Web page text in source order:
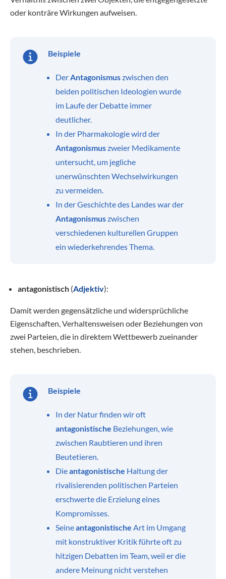
oder konträre Wirkungen aufweisen.
Beispiele
DerAntagonismuszwischen den
beiden politischen Ideologien wurde
im Laufe der Debatte immer
deutlicher.
In der Pharmakologie wird der
Antagonismuszweier Medikamente
untersucht, um jegliche
unerwünschten Wechselwirkungen
zu vermeiden.
In der Geschichte des Landes war der
Antagonismuszwischen
verschiedenen kulturellen Gruppen
ein wiederkehrendes Thema.
antagonistisch (Adjektiv):
Damit werden gegensätzliche und widersprüchliche
Eigenschaften, Verhaltensweisen oder Beziehungen von
zwei Parteien, die in direktem Wettbewerb zueinander
stehen, beschrieben.
Beispiele
In der Natur finden wir oft
antagonistische Beziehungen, wie
zwischen Raubtieren und ihren
Beutetieren.
Dieantagonistische Haltung der
rivalisierenden politischen Parteien
erschwerte die Erzielung eines
Kompromisses.
Seineantagonistische Art im Umgang
mit konstruktiver Kritik führte oft zu
hitzigen Debatten im Team, weil er die
andere Meinung nicht verstehen